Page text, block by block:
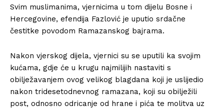
Svim muslimanima, vjernicima u tom dijelu Bosne i
Hercegovine, efendija Fazlović je uputio srdačne
čestitke povodom Ramazanskog bajrama.
Nakon vjerskog dijela, vjernici su se uputili ka svojim
kućama, gdje će u krugu najmilijih nastaviti s
obilježavanjem ovog velikog blagdana koji je uslijedio
nakon tridesetodnevnog ramazana, koji su obilježili
post, odnosno odricanje od hrane i pića te molitva uz